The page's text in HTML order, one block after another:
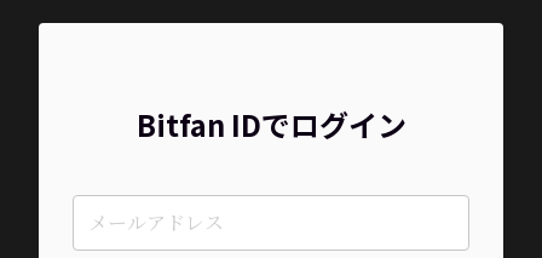
Bitfan IDでログイン